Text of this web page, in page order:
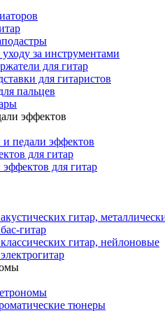
за инструментами
для гитар
для гитаристов
пальцев
эффектов
педали эффектов
для гитар
для гитар
гитар,
гитар
гитар, нейлоновые
тюнеры